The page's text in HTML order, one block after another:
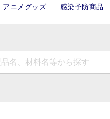
アニメグッズ 感染予防商品